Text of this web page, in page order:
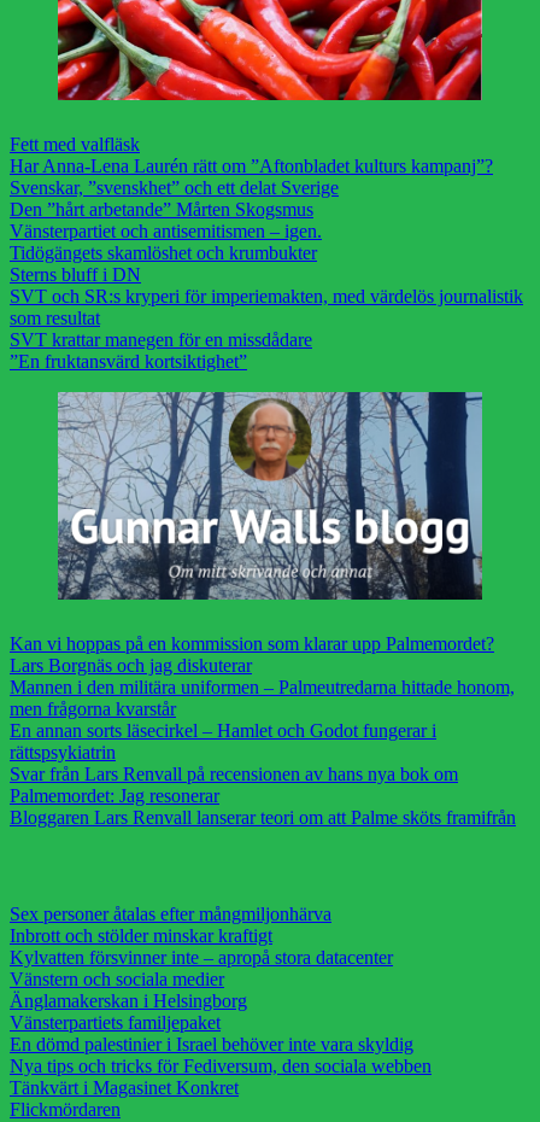
Fett med valfläsk
Har Anna-Lena Laurén rätt om ”Aftonbladet kulturs kampanj”?
Svenskar, ”svenskhet” och ett delat Sverige
Den ”hårt arbetande” Mårten Skogsmus
Vänsterpartiet och antisemitismen – igen.
Tidögängets skamlöshet och krumbukter
Sterns bluff i DN
SVT och SR:s kryperi för imperiemakten, med värdelös journalistik
som resultat
SVT krattar manegen för en missdådare
”En fruktansvärd kortsiktighet”
Kan vi hoppas på en kommission som klarar upp Palmemordet?
Lars Borgnäs och jag diskuterar
Mannen i den militära uniformen – Palmeutredarna hittade honom,
men frågorna kvarstår
En annan sorts läsecirkel – Hamlet och Godot fungerar i
rättspsykiatrin
Svar från Lars Renvall på recensionen av hans nya bok om
Palmemordet: Jag resonerar
Bloggaren Lars Renvall lanserar teori om att Palme sköts framifrån
Sex personer åtalas efter mångmiljonhärva
Inbrott och stölder minskar kraftigt
Kylvatten försvinner inte – apropå stora datacenter
Vänstern och sociala medier
Änglamakerskan i Helsingborg
Vänsterpartiets familjepaket
En dömd palestinier i Israel behöver inte vara skyldig
Nya tips och tricks för Fediversum, den sociala webben
Tänkvärt i Magasinet Konkret
Flickmördaren